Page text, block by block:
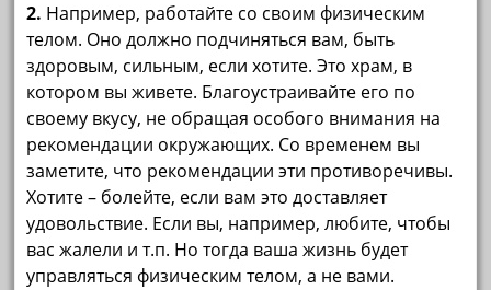
2. Например, работайте со своим физическим
телом. Оно должно подчиняться вам, быть
здоровым, сильным, если хотите. Это храм, в
котором вы живете. Благоустраивайте его по
своему вкусу, не обращая особого внимания на
рекомендации окружающих. Со временем вы
заметите, что рекомендации эти противоречивы.
Хотите – болейте, если вам это доставляет
удовольствие. Если вы, например, любите, чтобы
вас жалели и т.п. Но тогда ваша жизнь будет
управляться физическим телом, а не вами.